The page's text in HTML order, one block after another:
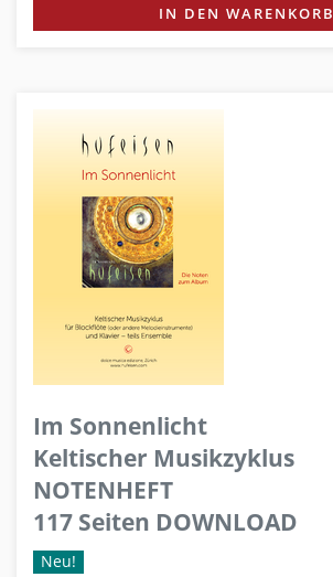
IN DEN WARENKORB
Im Sonnenlicht
Keltischer Musikzyklus
NOTENHEFT
117 Seiten DOWNLOAD
Neu!